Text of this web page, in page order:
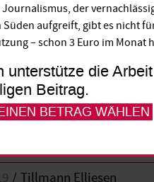
Leyens
Chefin sollte den
meint Tillmann
Tillmann Elliesen
Journalismus, der
Süden aufgreift, gibt es nicht
– schon 3 Euro im Monat
unterstütze die
Beitrag.
BETRAG WÄHLEN